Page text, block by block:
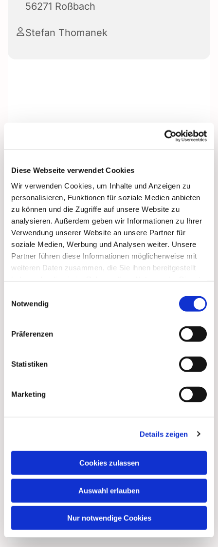
Diese Webseite verwendet Cookies
Wir verwenden Cookies, um Inhalte und Anzeigen zu
personalisieren, Funktionen für soziale Medien anbieten
zu können und die Zugriffe auf unsere Website zu
analysieren. Außerdem geben wir Informationen zu Ihrer
Verwendung unserer Website an unsere Partner für
soziale Medien, Werbung und Analysen weiter. Unsere
Partner führen diese Informationen möglicherweise mit
weiteren Daten zusammen, die Sie ihnen bereitgestellt
Notwendig
Präferenzen
Statistiken
Marketing
Details zeigen
Cookies zulassen
Auswahl erlauben
Nur notwendige Cookies
56271 Roßbach
Stefan Thomanek
Dies könnte Sie auch